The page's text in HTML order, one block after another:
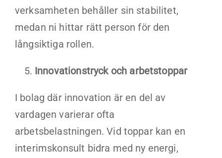
verksamheten behåller sin stabilitet,
medan ni hittar rätt person för den
långsiktiga rollen.
Innovationstryck och arbetstoppar
I bolag där innovation är en del av
vardagen varierar ofta
arbetsbelastningen. Vid toppar kan en
interimskonsult bidra med ny energi,